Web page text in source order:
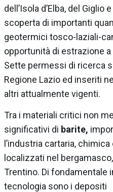
dell’Isola d’Elba, del Giglio
scoperta di importanti
geotermici tosco-laziali-
opportunità di estrazione
Sette permessi di ricerca
Regione Lazio ed inseriti
altri attualmente vigenti.
Tra i materiali critici non
significativi di barite,
l’industria cartaria,
localizzati nel
Trentino. Di fondamentale
tecnologia sono i depositi